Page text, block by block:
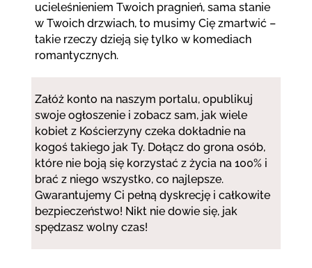
ucieleśnieniem Twoich pragnień, sama stanie
w Twoich drzwiach, to musimy Cię zmartwić –
takie rzeczy dzieją się tylko w komediach
romantycznych.
Załóż konto na naszym portalu, opublikuj
swoje ogłoszenie i zobacz sam, jak wiele
kobiet z Kościerzyny czeka dokładnie na
kogoś takiego jak Ty. Dołącz do grona osób,
które nie boją się korzystać z życia na 100% i
brać z niego wszystko, co najlepsze.
Gwarantujemy Ci pełną dyskrecję i całkowite
bezpieczeństwo! Nikt nie dowie się, jak
spędzasz wolny czas!